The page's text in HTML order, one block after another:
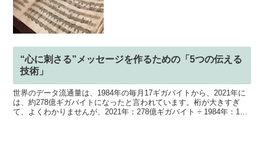
“心に刺さる”メッセージを作るための「5つの伝える
技術」
世界のデータ流通量は、1984年の毎月17ギガバイトから、2021年に
は、約278億ギガバイトになったと言われています。桁が大きすぎ
て、よくわかりませんが、2021年：278億ギガバイト ÷ 1984年：17